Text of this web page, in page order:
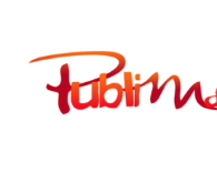
contenu
Publimath